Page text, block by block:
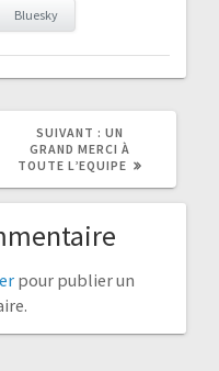
Bluesky
SUIVANT : UN
GRAND MERCI À
TOUTE L’EQUIPE
pour publier un